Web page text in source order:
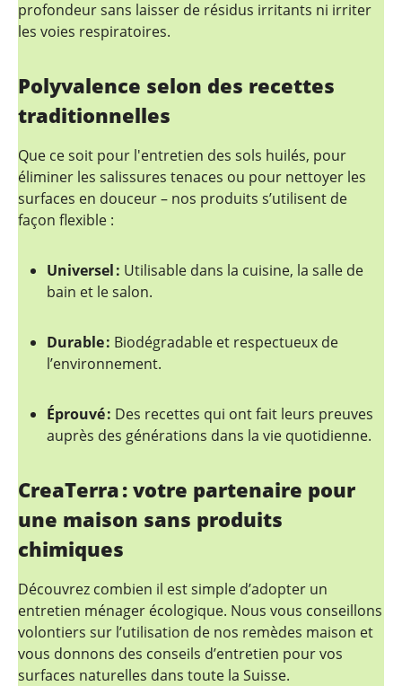
profondeur sans laisser de résidus irritants ni irriter
les voies respiratoires.
Polyvalence selon des recettes
traditionnelles
Que ce soit pour l'entretien des sols huilés, pour
éliminer les salissures tenaces ou pour nettoyer les
surfaces en douceur – nos produits s’utilisent de
façon flexible :
Universel : Utilisable dans la cuisine, la salle de
bain et le salon.
Durable : Biodégradable et respectueux de
l’environnement.
Éprouvé : Des recettes qui ont fait leurs preuves
auprès des générations dans la vie quotidienne.
CreaTerra : votre partenaire pour
une maison sans produits
chimiques
Découvrez combien il est simple d’adopter un
entretien ménager écologique. Nous vous conseillons
volontiers sur l’utilisation de nos remèdes maison et
vous donnons des conseils d’entretien pour vos
surfaces naturelles dans toute la Suisse.